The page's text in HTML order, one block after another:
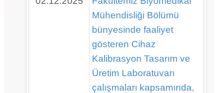
Mühendisliği Bölümü
bünyesinde faaliyet
gösteren Cihaz
Kalibrasyon Tasarım ve
Üretim Laboratuvarı
çalışmaları kapsamında,